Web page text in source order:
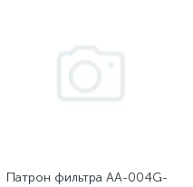
Патрон фильтра AA-004G-